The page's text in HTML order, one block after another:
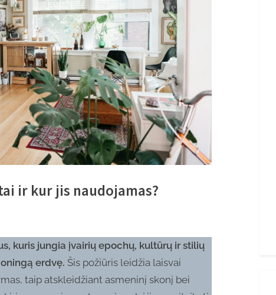
ir kur jis naudojamas?
kuris jungia įvairių epochų, kultūrų ir stilių
erdvę. Šis požiūris leidžia laisvai
taip atskleidžiant asmeninį skonį bei